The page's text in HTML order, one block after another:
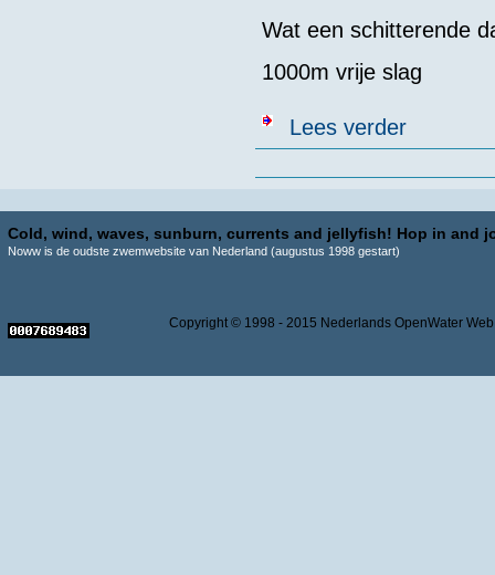
Wat een schitterende
1000m vrije slag
Lees verderover 1ste Rijn
Cold, wind, waves, sunburn, currents and jellyfish! Hop in and
Noww is de oudste zwemwebsite van Nederland (augustus 1998 gestart)
Copyright © 1998 - 2015 Nederlands OpenWater